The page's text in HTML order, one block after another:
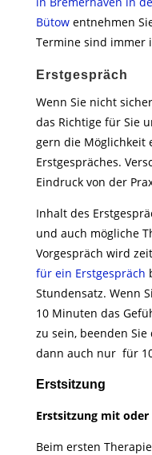
Bütowentnehmen
Termine sind immer
Erstgespräch
Wenn Sie nicht
das Richtige für Sie
gern die Möglichkeit
Erstgespräches.
Eindruck von der
Inhalt des
und auch mögliche
Vorgespräch wird
für ein Erstgespräch
Stundensatz. Wenn
10 Minuten das
zu sein, beenden
dann auch nur für
Erstsitzung
Erstsitzung mit oder
Beim ersten